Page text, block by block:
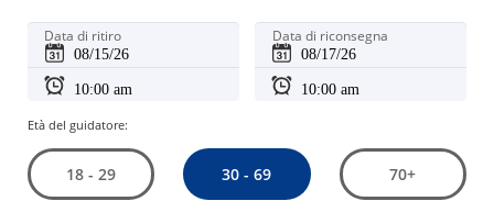
Data di ritiro Data di riconsegna
Età del guidatore:
18 - 29 30 - 69 70+